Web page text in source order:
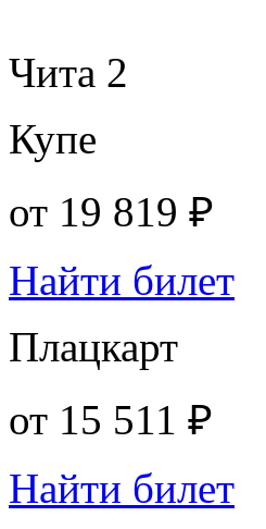
Чита 2
Купе
от 19 819 ₽
Найти билет
Плацкарт
от 15 511 ₽
Найти билет